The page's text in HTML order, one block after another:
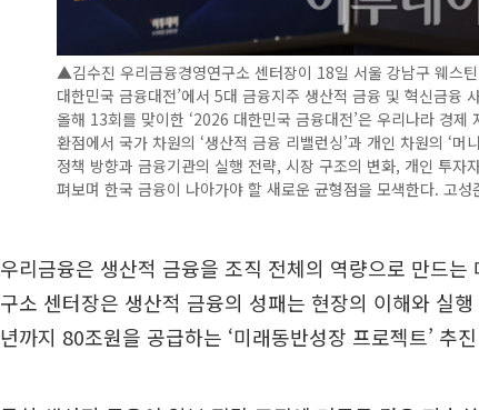
▲김수진 우리금융경영연구소 센터장이 18일 서울 강남구 웨스
대한민국 금융대전’에서 5대 금융지주 생산적 금융 및 혁신금융
올해 13회를 맞이한 ‘2026 대한민국 금융대전’은 우리나라 경제
환점에서 국가 차원의 ‘생산적 금융 리밸런싱’과 개인 차원의 ‘머
정책 방향과 금융기관의 실행 전략, 시장 구조의 변화, 개인 투자
펴보며 한국 금융이 나아가야 할 새로운 균형점을 모색한다. 고
우리금융은 생산적 금융을 조직 전체의 역량으로 만드는
구소 센터장은 생산적 금융의 성패는 현장의 이해와 실
년까지 80조원을 공급하는 ‘미래동반성장 프로젝트’ 추